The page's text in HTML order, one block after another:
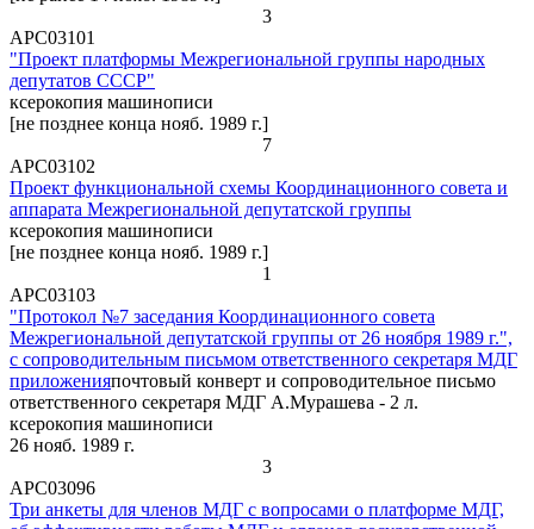
3
АРС03101
"Проект платформы Межрегиональной группы народных
депутатов СССР"
ксерокопия машинописи
[не позднее конца нояб. 1989 г.]
7
АРС03102
Проект функциональной схемы Координационного совета и
аппарата Межрегиональной депутатской группы
ксерокопия машинописи
[не позднее конца нояб. 1989 г.]
1
АРС03103
"Протокол №7 заседания Координационного совета
Межрегиональной депутатской группы от 26 ноября 1989 г.",
с сопроводительным письмом ответственного секретаря МДГ
приложенияпочтовый конверт и сопроводительное письмо
ответственного секретаря МДГ А.Мурашева - 2 л.
ксерокопия машинописи
26 нояб. 1989 г.
3
АРС03096
Три анкеты для членов МДГ с вопросами о платформе МДГ,